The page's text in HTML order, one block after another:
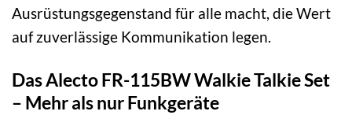
Ausrüstungsgegenstand für alle macht, die Wert
auf zuverlässige Kommunikation legen.
Das Alecto FR-115BW Walkie Talkie Set
– Mehr als nur Funkgeräte